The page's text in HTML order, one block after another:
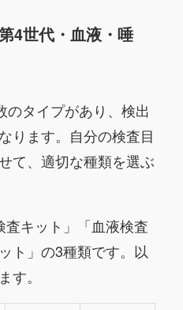
4世代・血液・唾
のタイプがあり、検出
ります。自分の検査目
て、適切な種類を選ぶ
キット」「血液検査
ト」の3種類です。以
す。